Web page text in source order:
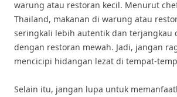
warung atau restoran kecil. Menurut
Thailand, makanan di warung atau
seringkali lebih autentik dan terjangkau
dengan restoran mewah. Jadi, jangan
mencicipi hidangan lezat di tempat-
Selain itu, jangan lupa untuk